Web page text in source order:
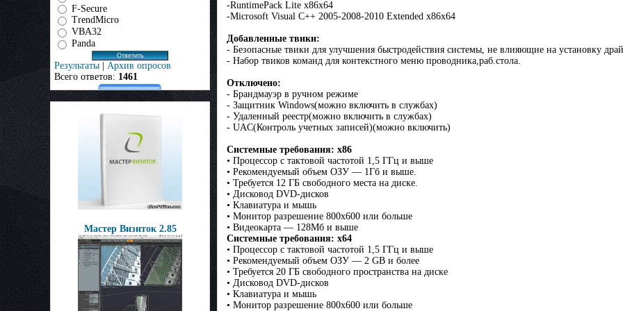
F-Secure
TrendMicro
VBA32
Panda
Результаты | Архив опросов
Всего ответов: 1461
Мастер Визиток 2.85
-RuntimePack Lite x86x64
-Microsoft Visual C++ 2005-2008-2010 Extended x86x64
Добавленные твики:
- Безопасные твики для улучшения быстродействия системы, не влияющие на установку
- Набор твиков команд для контекстного меню проводника,раб.стола.
Отключено:
- Брандмауэр в ручном режиме
- Защитник Windows(можно включить в службах)
- Удаленный реестр(можно включить в службах)
- UAC(Контроль учетных записей)(можно включить)
Системные требования: x86
• Процессор с тактовой частотой 1,5 ГГц и выше
• Рекомендуемый объем ОЗУ — 1Гб и выше.
• Требуется 12 ГБ свободного места на диске.
• Дисковод DVD-дисков
• Клавиатура и мышь
• Монитор разрешение 800х600 или больше
• Видеокарта — 128Мб и выше
Системные требования: x64
• Процессор с тактовой частотой 1,5 ГГц и выше
• Рекомендуемый объем ОЗУ — 2 GB и более
• Требуется 20 ГБ свободного пространства на диске
• Дисковод DVD-дисков
• Клавиатура и мышь
• Монитор разрешение 800x600 или больше